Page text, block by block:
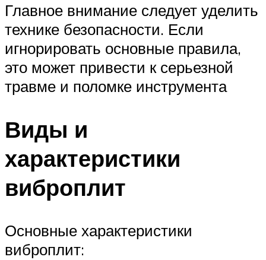
Главное внимание следует уделить
технике безопасности. Если
игнорировать основные правила,
это может привести к серьезной
травме и поломке инструмента
Виды и
характеристики
виброплит
Основные характеристики
виброплит: